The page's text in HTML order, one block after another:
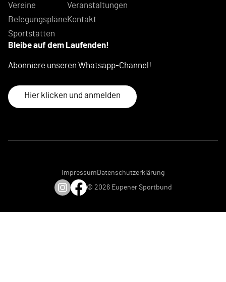
Vereine
Belegungspläne
Sportstätten
Veranstaltungen
Kontakt
Bleibe auf dem Laufenden!
Abonniere unseren Whatsapp-Channel!
Hier klicken und anmelden
Impressum Datenschutzerklärung
© 2026 Eupener Sportbund